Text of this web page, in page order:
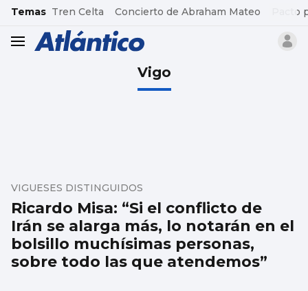
common.go-to-content
Temas Tren Celta Concierto de Abraham Mateo Pacto
header.menu.open
Vigo
Ricardo Misa: “Si el conflicto de
Irán se alarga más, lo notarán en el
bolsillo muchísimas personas,
sobre todo las que atendemos”
VIGUESES DISTINGUIDOS